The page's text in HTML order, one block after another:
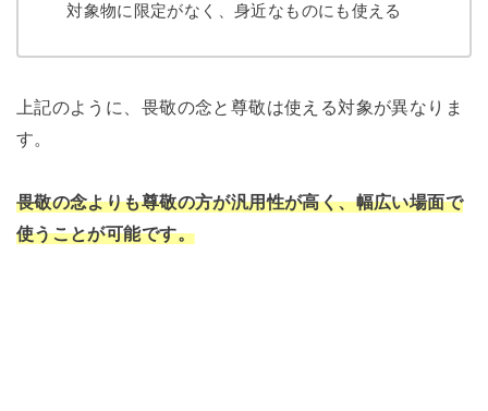
対象物に限定がなく、身近なものにも使える
上記のように、畏敬の念と尊敬は使える対象が異なりま
す。
畏敬の念よりも尊敬の方が汎用性が高く、幅広い場面で
使うことが可能です。